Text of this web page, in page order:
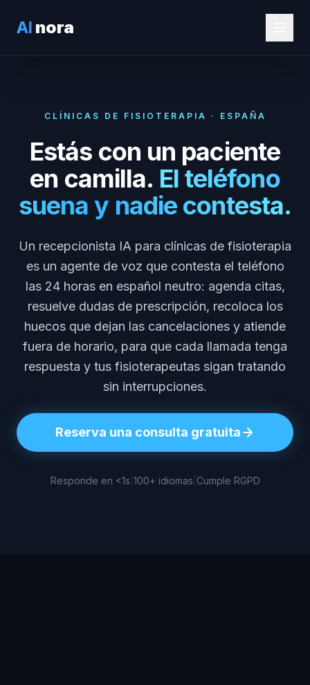
AI nora
CLÍNICAS DE FISIOTERAPIA · ESPAÑA
Estás con un paciente
en camilla. El teléfono
suena y nadie contesta.
Un recepcionista IA para clínicas de fisioterapia
es un agente de voz que contesta el teléfono
las 24 horas en español neutro: agenda citas,
resuelve dudas de prescripción, recoloca los
huecos que dejan las cancelaciones y atiende
fuera de horario, para que cada llamada tenga
respuesta y tus fisioterapeutas sigan tratando
sin interrupciones.
Reserva una consulta gratuita
Responde en <1s 100+ idiomas Cumple RGPD